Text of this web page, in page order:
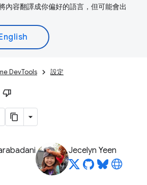
內容翻譯成你偏好的語言，但可能會出
DevTools 設定
Jecelyn Yeen